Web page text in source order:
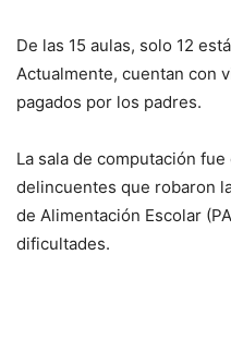
De las 15 aulas, solo 12
Actualmente, cuentan con
pagados por los padres.
La sala de computación
delincuentes que robaron
de Alimentación Escolar
dificultades.